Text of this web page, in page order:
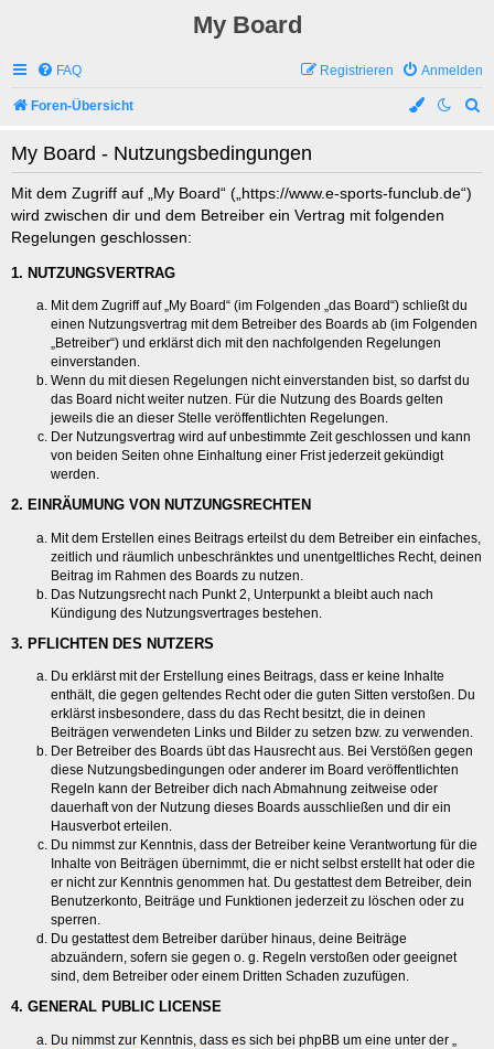
My Board
FAQ Anmelden
Registrieren
Foren-Übersicht
My Board - Nutzungsbedingungen
Mit dem Zugriff auf „My Board“ („https://www.e-sports-funclub.de“)
wird zwischen dir und dem Betreiber ein Vertrag mit folgenden
Regelungen geschlossen:
1. NUTZUNGSVERTRAG
Mit dem Zugriff auf „My Board“ (im Folgenden „das Board“) schließt du
einen Nutzungsvertrag mit dem Betreiber des Boards ab (im Folgenden
„Betreiber“) und erklärst dich mit den nachfolgenden Regelungen
einverstanden.
Wenn du mit diesen Regelungen nicht einverstanden bist, so darfst du
das Board nicht weiter nutzen. Für die Nutzung des Boards gelten
jeweils die an dieser Stelle veröffentlichten Regelungen.
Der Nutzungsvertrag wird auf unbestimmte Zeit geschlossen und kann
von beiden Seiten ohne Einhaltung einer Frist jederzeit gekündigt
werden.
2. EINRÄUMUNG VON NUTZUNGSRECHTEN
Mit dem Erstellen eines Beitrags erteilst du dem Betreiber ein einfaches,
zeitlich und räumlich unbeschränktes und unentgeltliches Recht, deinen
Beitrag im Rahmen des Boards zu nutzen.
Das Nutzungsrecht nach Punkt 2, Unterpunkt a bleibt auch nach
Kündigung des Nutzungsvertrages bestehen.
3. PFLICHTEN DES NUTZERS
Du erklärst mit der Erstellung eines Beitrags, dass er keine Inhalte
enthält, die gegen geltendes Recht oder die guten Sitten verstoßen. Du
erklärst insbesondere, dass du das Recht besitzt, die in deinen
Beiträgen verwendeten Links und Bilder zu setzen bzw. zu verwenden.
Der Betreiber des Boards übt das Hausrecht aus. Bei Verstößen gegen
diese Nutzungsbedingungen oder anderer im Board veröffentlichten
Regeln kann der Betreiber dich nach Abmahnung zeitweise oder
dauerhaft von der Nutzung dieses Boards ausschließen und dir ein
Hausverbot erteilen.
Du nimmst zur Kenntnis, dass der Betreiber keine Verantwortung für die
Inhalte von Beiträgen übernimmt, die er nicht selbst erstellt hat oder die
er nicht zur Kenntnis genommen hat. Du gestattest dem Betreiber, dein
Benutzerkonto, Beiträge und Funktionen jederzeit zu löschen oder zu
sperren.
Du gestattest dem Betreiber darüber hinaus, deine Beiträge
abzuändern, sofern sie gegen o. g. Regeln verstoßen oder geeignet
sind, dem Betreiber oder einem Dritten Schaden zuzufügen.
4. GENERAL PUBLIC LICENSE
Du nimmst zur Kenntnis, dass es sich bei phpBB um eine unter der „